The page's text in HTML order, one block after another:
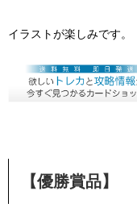
イラストが楽しみです。
【優勝賞品】